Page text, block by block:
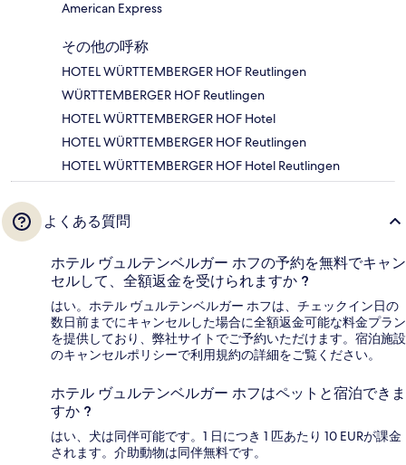
American Express
その他の呼称
HOTEL WÜRTTEMBERGER HOF Reutlingen
WÜRTTEMBERGER HOF Reutlingen
HOTEL WÜRTTEMBERGER HOF Hotel
HOTEL WÜRTTEMBERGER HOF Reutlingen
HOTEL WÜRTTEMBERGER HOF Hotel Reutlingen
よくある質問
ホテル ヴュルテンベルガー ホフの予約を無料でキャン
セルして、全額返金を受けられますか ?
はい。ホテル ヴュルテンベルガー ホフは、チェックイン日の
数日前までにキャンセルした場合に全額返金可能な料金プラン
を提供しており、弊社サイトでご予約いただけます。宿泊施設
のキャンセルポリシーで利用規約の詳細をご覧ください。
ホテル ヴュルテンベルガー ホフはペットと宿泊できま
すか ?
はい、犬は同伴可能です。1 日につき 1 匹あたり 10 EURが課金
されます。介助動物は同伴無料です。